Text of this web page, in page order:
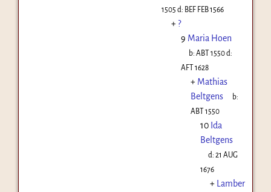
1505 d: BEF FEB 1566
+ ?
9 Maria Hoen
b:ABT 1550d:
AFT 1628
+ Mathias
Beltgens
b:
ABT 1550
10 Ida
Beltgens
d:21 AUG
1676
+ Lamber